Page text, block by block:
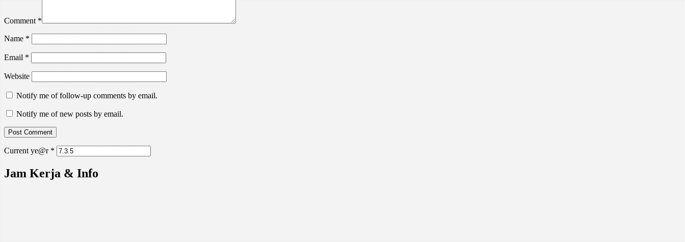
Comment*
Name*
Email*
Website
Notify me of follow-up comments by email.
Notify me of new posts by email.
Current ye@r*
Jam Kerja & Info